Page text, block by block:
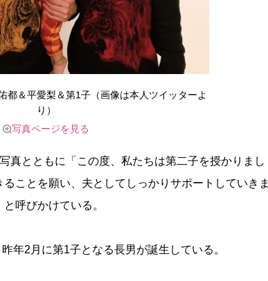
都＆平愛梨＆第1子（画像は本人ツイッターよ
り）
写真ページを見る
とともに「この度、私たちは第二子を授かりまし
ことを願い、夫としてしっかりサポートしていきま
呼びかけている。
2月に第1子となる長男が誕生している。